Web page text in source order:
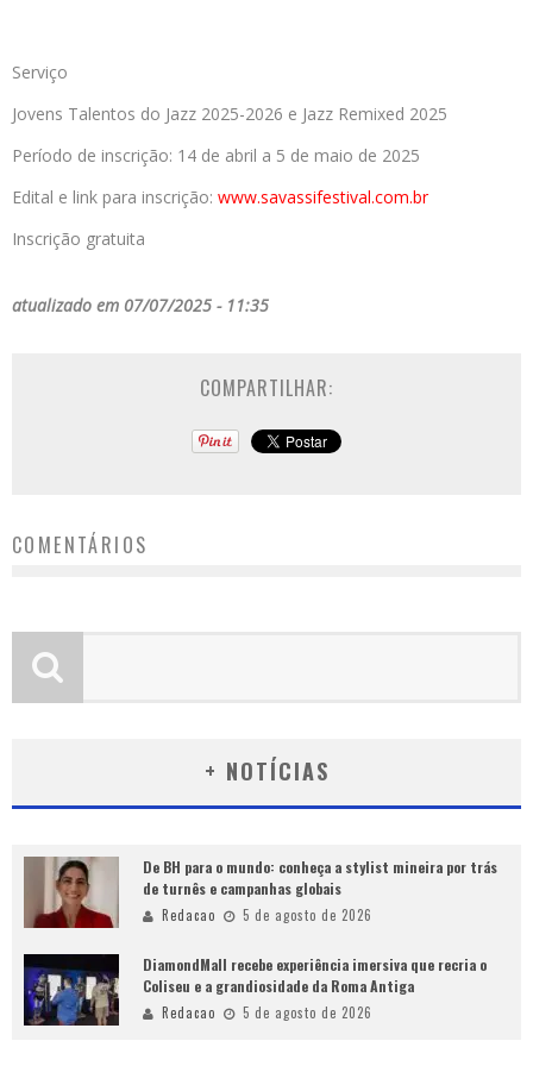
Serviço
Jovens Talentos do Jazz 2025-2026 e Jazz Remixed 2025
Período de inscrição: 14 de abril a 5 de maio de 2025
Edital e link para inscrição: www.savassifestival.com.br
Inscrição gratuita
atualizado em 07/07/2025 - 11:35
COMPARTILHAR:
COMENTÁRIOS
+ NOTÍCIAS
De BH para o mundo: conheça a stylist mineira por trás
de turnês e campanhas globais
Redacao 5 de agosto de 2026
DiamondMall recebe experiência imersiva que recria o
Coliseu e a grandiosidade da Roma Antiga
Redacao 5 de agosto de 2026